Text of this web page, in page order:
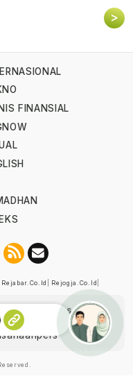
>
FINANSIAL
Rejabar.co.id Rejogja.co.id
Dewan Pers
K/XII/2022
Ask me!